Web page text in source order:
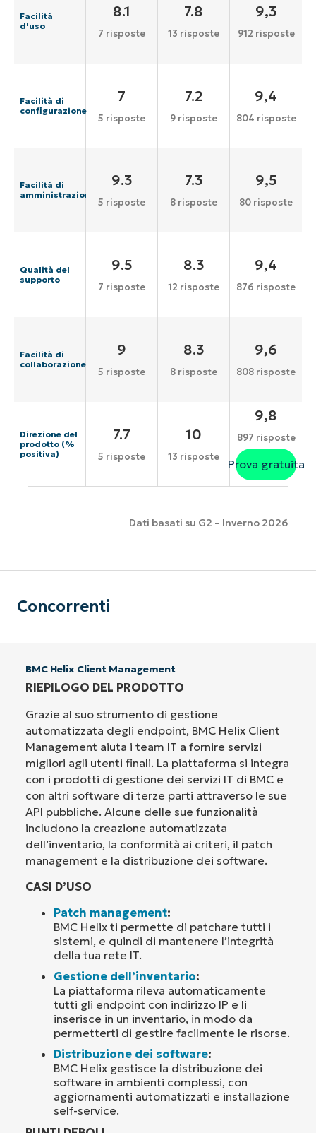
Facilità
d'uso
8.1
7 risposte
7.8
13 risposte
9,3
912 risposte
Facilità di
configurazione
7
5 risposte
7.2
9 risposte
9,4
804 risposte
Facilità di
amministrazione
9.3
5 risposte
7.3
8 risposte
9,5
80 risposte
Qualità del
supporto
9.5
7 risposte
8.3
12 risposte
9,4
876 risposte
Facilità di
collaborazione
9
5 risposte
8.3
8 risposte
9,6
808 risposte
Direzione del
prodotto (%
positiva)
7.7
5 risposte
10
13 risposte
9,8
897 risposte
Prova gratuita
Dati basati su G2 – Inverno 2026
Concorrenti
BMC Helix Client Management
RIEPILOGO DEL PRODOTTO
Grazie al suo strumento di gestione
automatizzata degli endpoint, BMC Helix Client
Management aiuta i team IT a fornire servizi
migliori agli utenti finali. La piattaforma si integra
con i prodotti di gestione dei servizi IT di BMC e
con altri software di terze parti attraverso le sue
API pubbliche. Alcune delle sue funzionalità
includono la creazione automatizzata
dell’inventario, la conformità ai criteri, il patch
management e la distribuzione dei software.
CASI D’USO
Patch management:
BMC Helix ti permette di patchare tutti i
sistemi, e quindi di mantenere l’integrità
della tua rete IT.
Gestione dell’inventario:
La piattaforma rileva automaticamente
tutti gli endpoint con indirizzo IP e li
inserisce in un inventario, in modo da
permetterti di gestire facilmente le risorse.
Distribuzione dei software:
BMC Helix gestisce la distribuzione dei
software in ambienti complessi, con
aggiornamenti automatizzati e installazione
self-service.